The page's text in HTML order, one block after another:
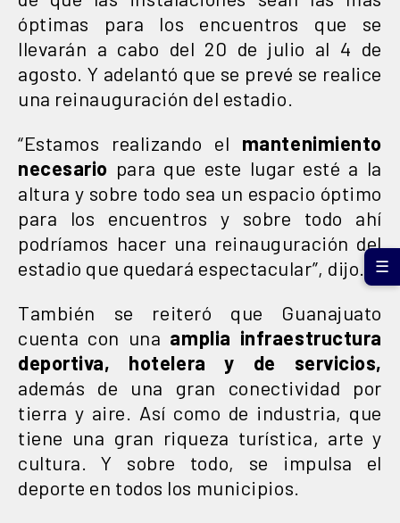
óptimas para los encuentros que se
llevarán a cabo del 20 de julio al 4 de
agosto. Y adelantó que se prevé se realice
una reinauguración del estadio.
“Estamos realizando el mantenimiento
necesario para que este lugar esté a la
altura y sobre todo sea un espacio óptimo
para los encuentros y sobre todo ahí
podríamos hacer una reinauguración del
estadio que quedará espectacular”, dijo.
También se reiteró que Guanajuato
cuenta con una amplia infraestructura
deportiva, hotelera y de servicios,
además de una gran conectividad por
tierra y aire. Así como de industria, que
tiene una gran riqueza turística, arte y
cultura. Y sobre todo, se impulsa el
deporte en todos los municipios.
☰